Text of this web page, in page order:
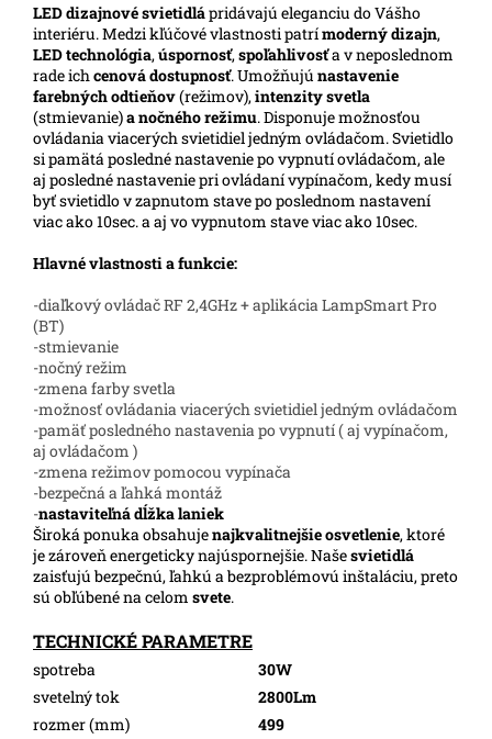
LEDdizajnové svietidlápridávajú eleganciu do Vášho
interiéru. Medzi kľúčové vlastnosti patrímoderný dizajn,
LED technológia,úspornosť,spoľahlivosťa v neposlednom
rade ichcenová dostupnosť. Umožňujú nastavenie
farebných odtieňov(režimov),intenzity svetla
(stmievanie)a nočného režimu. Disponuje možnosťou
ovládania viacerých svietidiel jedným ovládačom. Svietidlo
si pamätá posledné nastavenie po vypnutí ovládačom, ale
aj posledné nastavenie pri ovládaní vypínačom, kedy musí
byť svietidlo v zapnutom stave po poslednom nastavení
viac ako 10sec. a aj vo vypnutom stave viac ako 10sec.
Hlavné vlastnosti a funkcie:
-diaľkový ovládač RF 2,4GHz + aplikácia LampSmart Pro
(BT)
-stmievanie
-nočný režim
-zmena farby svetla
-možnosť ovládania viacerých svietidiel jedným ovládačom
-pamäť posledného nastavenia po vypnutí ( aj vypínačom,
aj ovládačom )
-zmena režimov pomocou vypínača
-bezpečná a ľahká montáž
-nastaviteľná dĺžka laniek
Široká ponuka obsahujenajkvalitnejšie osvetlenie, ktoré
je zároveň energeticky najúspornejšie. Našesvietidlá
zaisťujú bezpečnú, ľahkú a bezproblémovú inštaláciu, preto
sú obľúbené na celom svete.
TECHNICKÉ PARAMETRE
spotreba
30W
svetelný tok
2800Lm
rozmer (mm)
499